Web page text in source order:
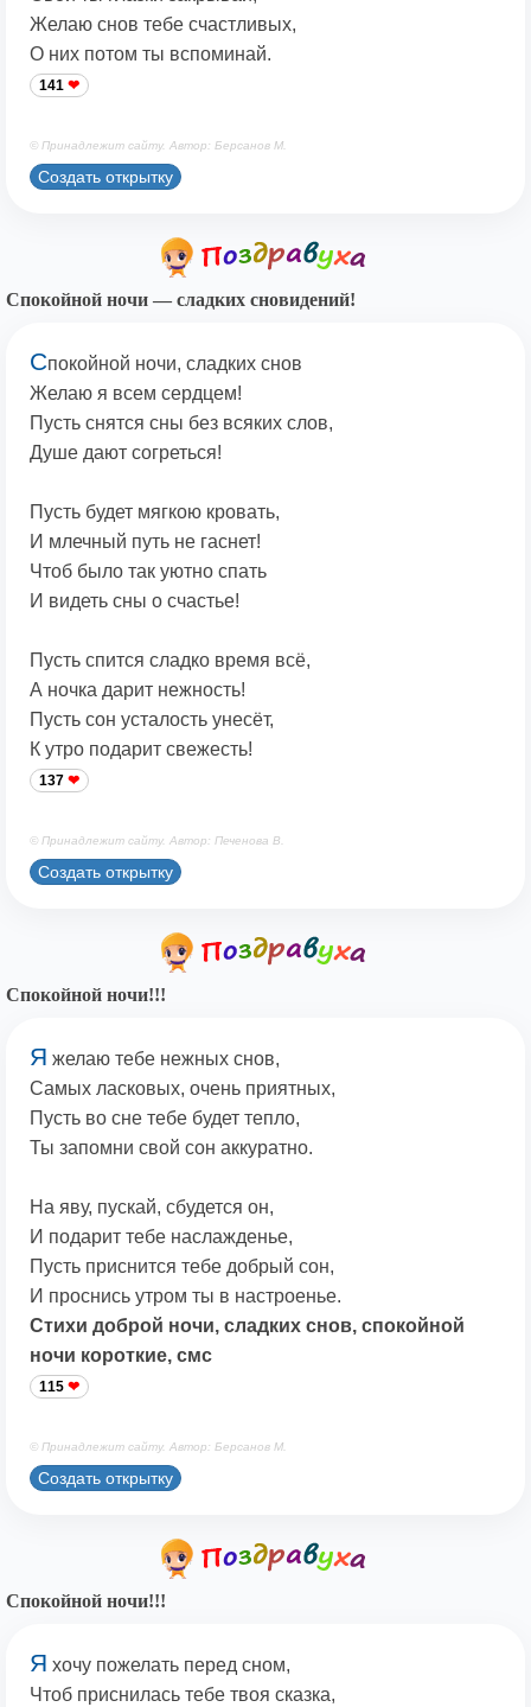
Желаю снов тебе счастливых,
О них потом ты вспоминай.
141
© Принадлежит сайту. Автор: Берсанов М.
Создать открытку
Спокойной ночи — сладких сновидений!
Спокойной ночи, сладких снов
Желаю я всем сердцем!
Пусть снятся сны без всяких слов,
Душе дают согреться!
Пусть будет мягкою кровать,
И млечный путь не гаснет!
Чтоб было так уютно спать
И видеть сны о счастье!
Пусть спится сладко время всё,
А ночка дарит нежность!
Пусть сон усталость унесёт,
К утро подарит свежесть!
137
© Принадлежит сайту. Автор: Печенова В.
Создать открытку
Спокойной ночи!!!
Я желаю тебе нежных снов,
Самых ласковых, очень приятных,
Пусть во сне тебе будет тепло,
Ты запомни свой сон аккуратно.
На яву, пускай, сбудется он,
И подарит тебе наслажденье,
Пусть приснится тебе добрый сон,
И проснись утром ты в настроенье.
Стихи доброй ночи, сладких снов, спокойной
ночи короткие, смс
115
© Принадлежит сайту. Автор: Берсанов М.
Создать открытку
Спокойной ночи!!!
Я хочу пожелать перед сном,
Чтоб приснилась тебе твоя сказка,